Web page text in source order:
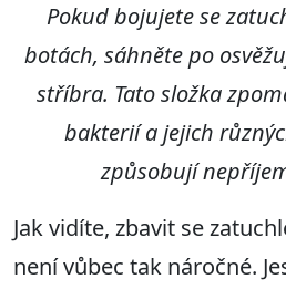
Pokud bojujete se
botách, sáhněte po
stříbra. Tato složka
bakterií a jejich
způsobují
Jak vidíte, zbavit se
není vůbec tak náročné.